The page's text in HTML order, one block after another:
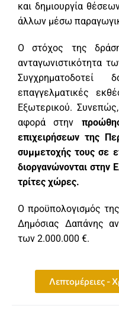
και δημιουργία
άλλων μέσω
Ο στόχος της
ανταγωνιστικότητα
Συγχρηματοδοτεί
επαγγελματικές
Εξωτερικού.
αφορά στην
επιχειρήσεων της
συμμετοχής τους σε
διοργανώνονται στην
τρίτες χώρες.
Ο προϋπολογισμός
Δημόσιας Δαπάνης
των 2.000.000 €.
Λεπτομέρειες -